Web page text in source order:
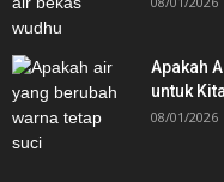
Apakah
untuk
08/01/2026